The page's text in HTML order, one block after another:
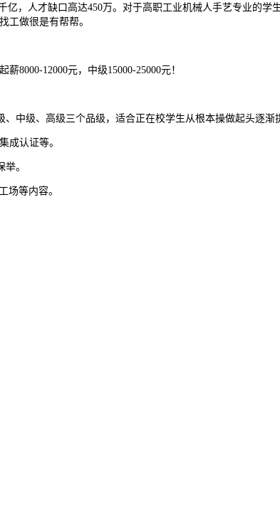
人才缺口高达450万。对于高职工业机械人手艺专业的学
工做很是有帮帮。
12000元，中级15000-25000元！
级、高级三个品级，适合正在校学生从根本操做起头逐渐
成认证等。
。
等内容。